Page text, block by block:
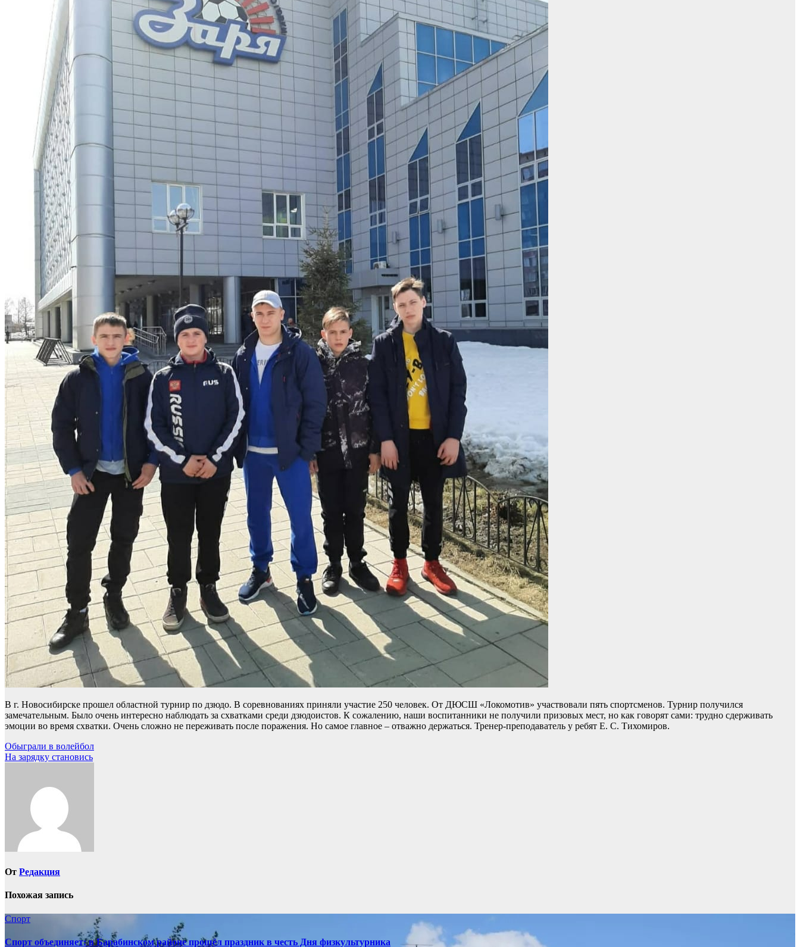
В г. Новосибирске прошел областной турнир по дзюдо. В соревнованиях приняли участие 250 человек. От ДЮСШ «Локомотив» участвовали пять спортсменов. Турнир получился
замечательным. Было очень интересно наблюдать за схватками среди дзюдоистов. К сожалению, наши воспитанники не получили призовых мест, но как говорят сами: трудно сдерживать
эмоции во время схватки. Очень сложно не переживать после поражения. Но самое главное – отважно держаться. Тренер-преподаватель у ребят Е. С. Тихомиров.
Навигация
по
Обыграли в волейбол
На зарядку становись
От Редакция
Похожая запись
Спорт
Спорт объединяет: в Барабинском районе прошёл праздник в честь Дня физкультурника